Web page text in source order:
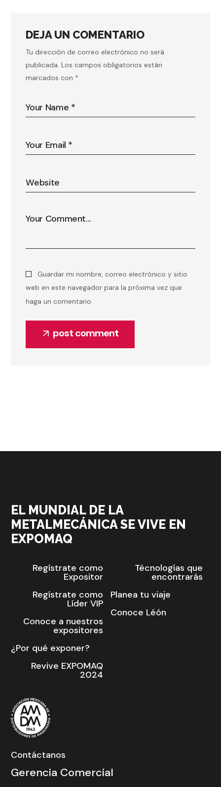
DEJA UN COMENTARIO
Tu dirección de correo electrónico no será
publicada. Los campos obligatorios están
marcados con *
Guardar mi nombre, correo electrónico y sitio
web en este navegador para la próxima vez que
haga un comentario.
post comment
EL MUNDIAL DE LA
METALMECÁNICA SE VIVE EN
EXPOMAQ
Regístrate como
Expositor
Regístrate como
Líder VIP
Conoce a nuestros
expositores
¿Por qué exponer?
Revive EXPOMAQ
2024
Técnologías que
encontrarás
Planea tu viaje
Conoce Léón
Contáctanos
Gerencia Comercial